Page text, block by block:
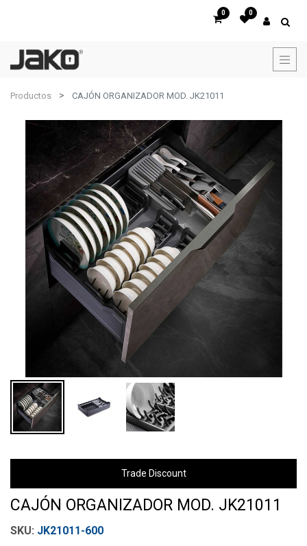
0 0
Productos CAJÓN ORGANIZADOR MOD. JK21011
Trade Discount
CAJÓN ORGANIZADOR MOD. JK21011
JK21011-600